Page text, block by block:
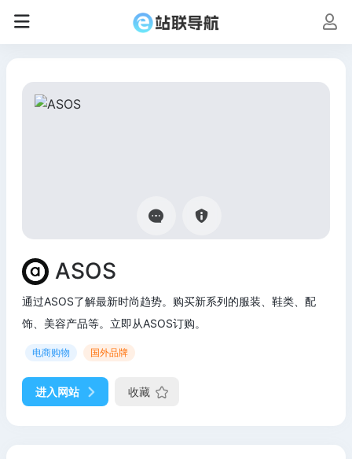
ASOS
通过ASOS了解最新时尚趋势。购买新系列的服装、鞋类、配
饰、美容产品等。立即从ASOS订购。
电商购物 国外品牌
进入网站 收藏